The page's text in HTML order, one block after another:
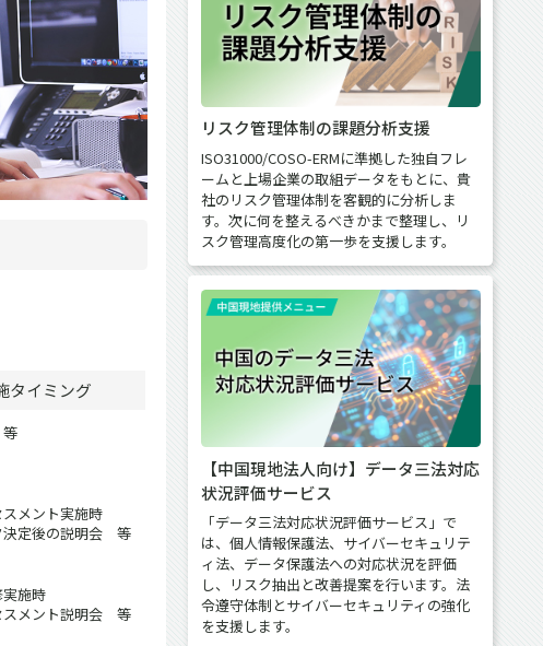
タイミング
スメント実施時
決定後の説明会 等
施時
スメント説明会 等
リスク管理体制の課題分析支援
ISO31000/COSO-ERMに準拠した独自フレ
ームと上場企業の取組データをもとに、貴
社のリスク管理体制を客観的に分析しま
す。次に何を整えるべきかまで整理し、リ
スク管理高度化の第一歩を支援します。
【中国現地法人向け】データ三法対応
状況評価サービス
「データ三法対応状況評価サービス」で
は、個人情報保護法、サイバーセキュリテ
ィ法、データ保護法への対応状況を評価
し、リスク抽出と改善提案を行います。法
令遵守体制とサイバーセキュリティの強化
を支援します。